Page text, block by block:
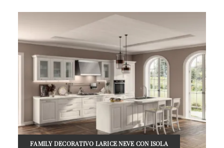
FAMILY DECORATIVO LARICE NEVE CON ISOLA